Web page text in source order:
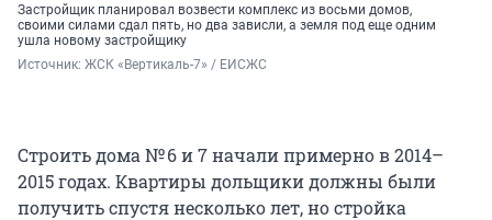
Застройщик планировал возвести комплекс из восьми домов,
своими силами сдал пять, но два зависли, а земля под еще одним
ушла новому застройщику
Источник: ЖСК «Вертикаль-7» / ЕИСЖС
Строить дома № 6 и 7 начали примерно в 2014–
2015 годах. Квартиры дольщики должны были
получить спустя несколько лет, но стройка